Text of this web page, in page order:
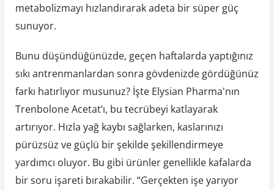
metabolizmayı hızlandırarak adeta bir süper güç
sunuyor.
Bunu düşündüğünüzde, geçen haftalarda yaptığınız
sıkı antrenmanlardan sonra gövdenizde gördüğünüz
farkı hatırlıyor musunuz? İşte Elysian Pharma'nın
Trenbolone Acetat’ı, bu tecrübeyi katlayarak
artırıyor. Hızla yağ kaybı sağlarken, kaslarınızı
pürüzsüz ve güçlü bir şekilde şekillendirmeye
yardımcı oluyor. Bu gibi ürünler genellikle kafalarda
bir soru işareti bırakabilir. “Gerçekten işe yarıyor